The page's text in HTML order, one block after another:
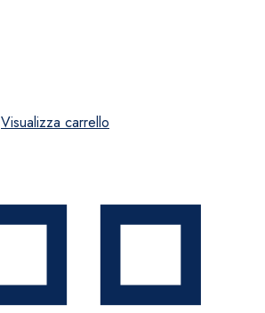
Visualizza carrello